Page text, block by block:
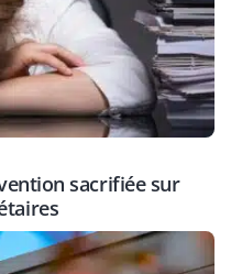
sacrifiée sur